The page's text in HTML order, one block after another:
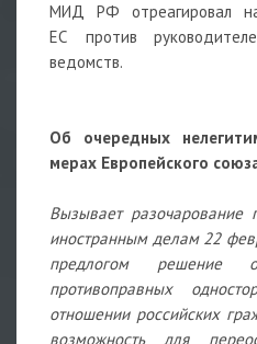
МИД РФ отреагировал
ЕС против
ведомств.
Об очередных
мерах Европейского
Вызывает разочарование
иностранным делам 22
предлогом решение
противоправных
отношении российских
возможность для